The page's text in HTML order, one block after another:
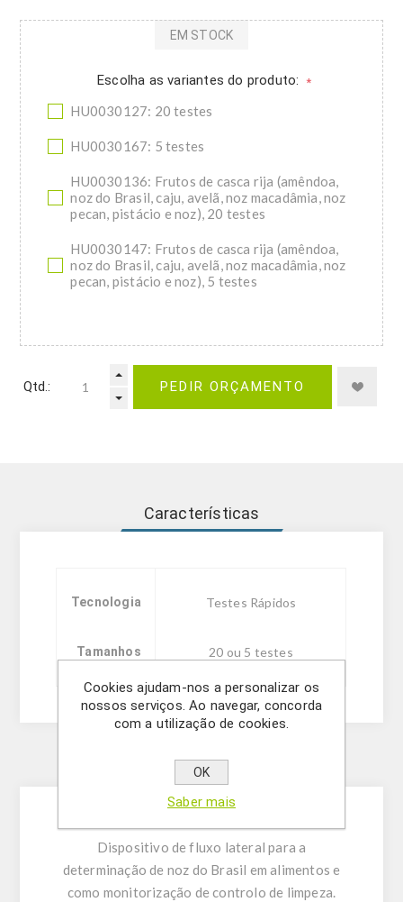
Escolha as variantes do produto: *
HU0030127: 20 testes
HU0030167: 5 testes
HU0030136: Frutos de casca rija (amêndoa,
noz do Brasil, caju, avelã, noz macadâmia, noz
pecan, pistácio e noz), 20 testes
HU0030147: Frutos de casca rija (amêndoa,
noz do Brasil, caju, avelã, noz macadâmia, noz
pecan, pistácio e noz), 5 testes
EM STOCK
Qtd.: PEDIR ORÇAMENTO
Características
Tecnologia Testes Rápidos
Tamanhos 20 ou 5 testes
Description
Dispositivo de fluxo lateral para a
determinação de noz do Brasil em alimentos e
como monitorização de controlo de limpeza.
Cookies ajudam-nos a personalizar os
nossos serviços. Ao navegar, concorda
com a utilização de cookies.
OK
Saber mais